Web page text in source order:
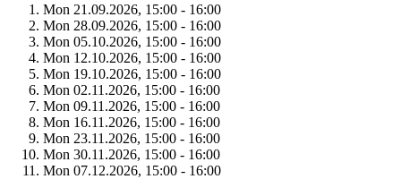
Mon 21.09.2026, 15:00 - 16:00
Mon 28.09.2026, 15:00 - 16:00
Mon 05.10.2026, 15:00 - 16:00
Mon 12.10.2026, 15:00 - 16:00
Mon 19.10.2026, 15:00 - 16:00
Mon 02.11.2026, 15:00 - 16:00
Mon 09.11.2026, 15:00 - 16:00
Mon 16.11.2026, 15:00 - 16:00
Mon 23.11.2026, 15:00 - 16:00
Mon 30.11.2026, 15:00 - 16:00
Mon 07.12.2026, 15:00 - 16:00